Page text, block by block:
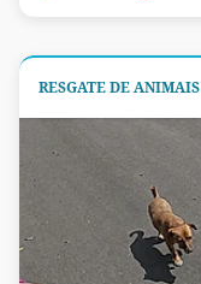
RESGATE DE ANIMAIS